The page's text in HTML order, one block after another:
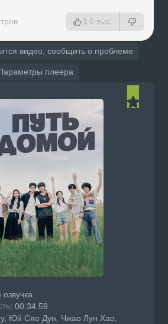
3.6 тыс.
видео, сообщить о проблеме
плеера
озвучка
: 00.34.59
Юй Сяо Дун, Чжао Лун Хао,